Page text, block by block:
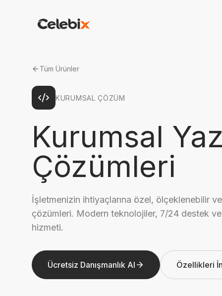
Tüm Ürünler
KURUMSAL ÇÖZÜM
Kurumsal
Çözümleri
İşletmenizin ihtiyaçlarına özel, ölçeklenebilir ve
çözümleri. Modern teknolojiler, 7/24 destek ve
hizmeti.
Ücretsiz Danışmanlık Al Özellikleri